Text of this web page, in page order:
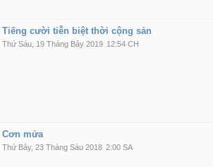
Tiếng cười tiễn biệt thời cộng sản
Thứ Sáu, 19 Tháng Bảy 2019 12:54 CH
Cơn mửa
Thứ Bảy, 23 Tháng Sáu 2018 2:00 SA